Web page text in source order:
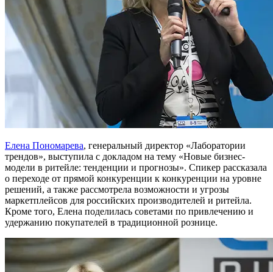
Елена Пономарева, генеральный директор «Лаборатории
трендов», выступила с докладом на тему «Новые бизнес-
модели в ритейле: тенденции и прогнозы». Спикер рассказала
о переходе от прямой конкуренции к конкуренции на уровне
решений, а также рассмотрела возможности и угрозы
маркетплейсов для российских производителей и ритейла.
Кроме того, Елена поделилась советами по привлечению и
удержанию покупателей в традиционной рознице.